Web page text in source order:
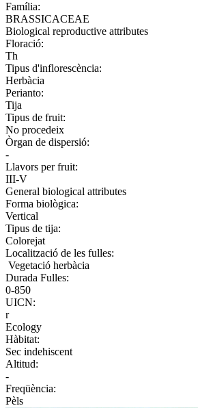
Família:
BRASSICACEAE
Biological reproductive attributes
Floració:
Th
Tipus d'inflorescència:
Herbàcia
Perianto:
Tija
Tipus de fruit:
No procedeix
Òrgan de dispersió:
-
Llavors per fruit:
III-V
General biological attributes
Forma biològica:
Vertical
Tipus de tija:
Colorejat
Localització de les fulles:
Vegetació herbàcia
Durada Fulles:
0-850
UICN:
r
Ecology
Hàbitat:
Sec indehiscent
Altitud:
-
Freqüència:
Pèls